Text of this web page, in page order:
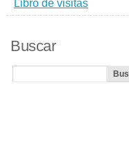
Libro de visitas
Buscar